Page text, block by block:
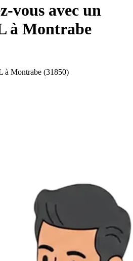
vous avec un
à Montrabe
à Montrabe (31850)